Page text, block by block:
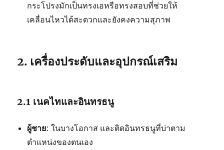
กระโปรงมักเป็นทรงเอหรือทรงสอบที่ช่วยให้
เคลื่อนไหวได้สะดวกและยังคงความสุภาพ
2. เครื่องประดับและอุปกรณ์เสริม
2.1 เนคไทและอินทรธนู
ผู้ชาย: ในบางโอกาส และติดอินทรธนูที่บ่าตาม
ตำแหน่งของตนเอง